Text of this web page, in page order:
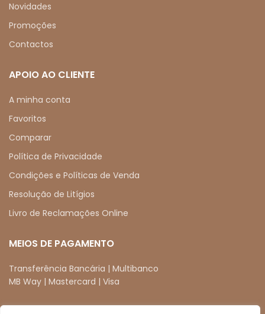
Novidades
Promoções
Contactos
APOIO AO CLIENTE
A minha conta
Favoritos
Comparar
Política de Privacidade
Condições e Políticas de Venda
Resolução de Litígios
Livro de Reclamações Online
MEIOS DE PAGAMENTO
Transferência Bancária | Multibanco
MB Way | Mastercard | Visa